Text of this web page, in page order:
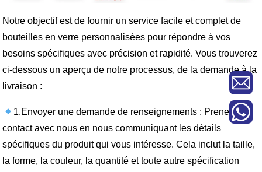
Notre objectif est de fournir un service facile et complet de
bouteilles en verre personnalisées pour répondre à vos
besoins spécifiques avec précision et rapidité. Vous trouverez
ci-dessous un aperçu de notre processus, de la demande à la
livraison :
1.Envoyer une demande de renseignements : Prenez
contact avec nous en nous communiquant les détails
spécifiques du produit qui vous intéresse. Cela inclut la taille,
la forme, la couleur, la quantité et toute autre spécification